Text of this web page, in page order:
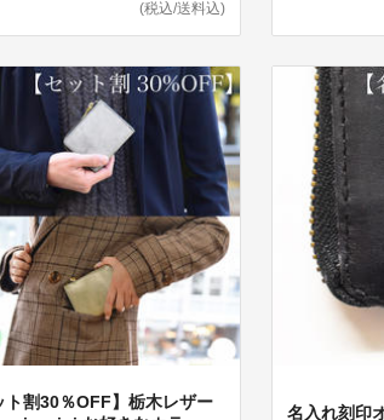
(税込/送料込)
ト割30％OFF】栃木レザー
名入れ刻印